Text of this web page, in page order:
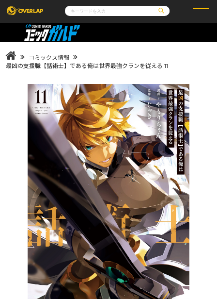
コミック
LiQulle
ラブパルフェ
ライトノベル
ロサージュノベルス
その他
ゲーム
通販・NEWS
企業
採用情報
アクセス
オーバーラップホールディングス
お問い合わせはこちら
オーバーラップ文庫
オーバーラップノベルス
オーバーラップノベルスf
ロサージュノベルス
コミックガルド
コミックス情報
最凶の支援職【話術士】である俺は世界最強クランを従える 11